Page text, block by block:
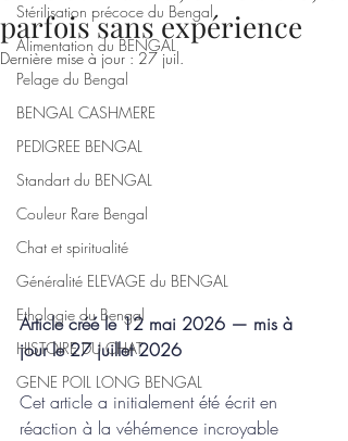
Stérilisation précoce du Bengal
Alimentation du BENGAL
Pelage du Bengal
BENGAL CASHMERE
PEDIGREE BENGAL
Standart du BENGAL
Couleur Rare Bengal
Chat et spiritualité
Généralité ELEVAGE du BENGAL
Ethologie du Bengal
HISTOIRE DU CHAT
GENE POIL LONG BENGAL
parfois sans expérience
Dernière mise à jour :27 juil.
Article créé le 12 mai 2026 — mis à
jour le 27 juillet 2026
Cet article a initialement été écrit en
réaction à la véhémence incroyable